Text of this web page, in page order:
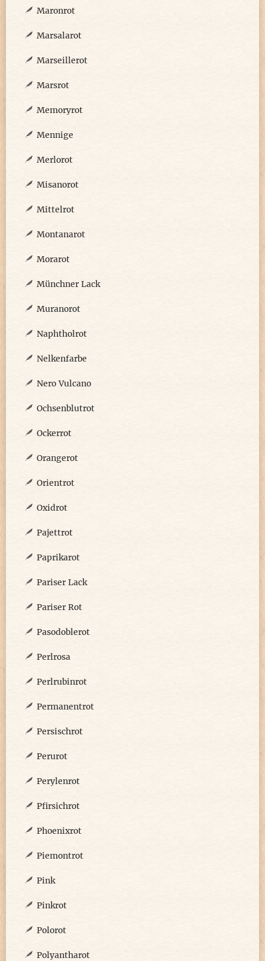
Maronrot
Marsalarot
Marseillerot
Marsrot
Memoryrot
Mennige
Merlorot
Misanorot
Mittelrot
Montanarot
Morarot
Münchner Lack
Muranorot
Naphtholrot
Nelkenfarbe
Nero Vulcano
Ochsenblutrot
Ockerrot
Orangerot
Orientrot
Oxidrot
Pajettrot
Paprikarot
Pariser Lack
Pariser Rot
Pasodoblerot
Perlrosa
Perlrubinrot
Permanentrot
Persischrot
Perurot
Perylenrot
Pfirsichrot
Phoenixrot
Piemontrot
Pink
Pinkrot
Polorot
Polyantharot